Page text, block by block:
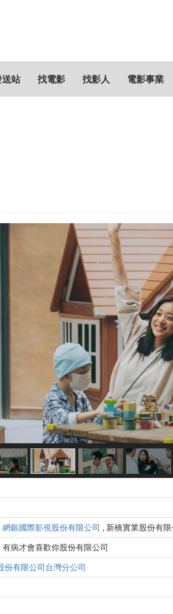
站 找電影 找影人 電影事業
網銀國際影視股份有限公司 , 新橋實業股份有
有病才會喜歡你股份有限公司
份有限公司台灣分公司